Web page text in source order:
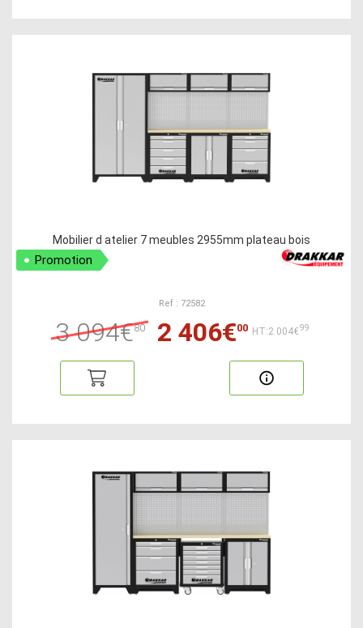
Mobilier d atelier 7 meubles 2955mm plateau bois
Promotion
Ref : 72582
3 094€80 2 406€00 HT:2 004€99